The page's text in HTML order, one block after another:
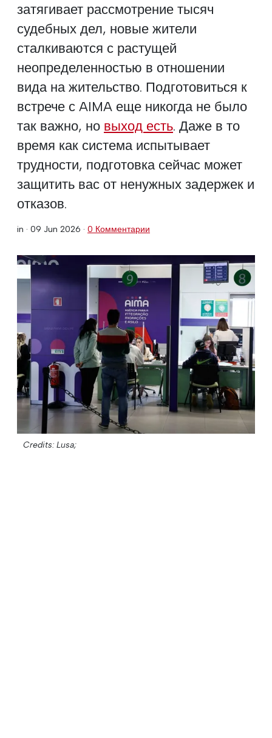
затягивает рассмотрение тысяч
судебных дел, новые жители
сталкиваются с растущей
неопределенностью в отношении
вида на жительство. Подготовиться к
встрече с AIMA еще никогда не было
так важно, но выход есть. Даже в то
время как система испытывает
трудности, подготовка сейчас может
защитить вас от ненужных задержек и
отказов.
in · 09 Jun 2026 · 0 Комментарии
Credits: Lusa;